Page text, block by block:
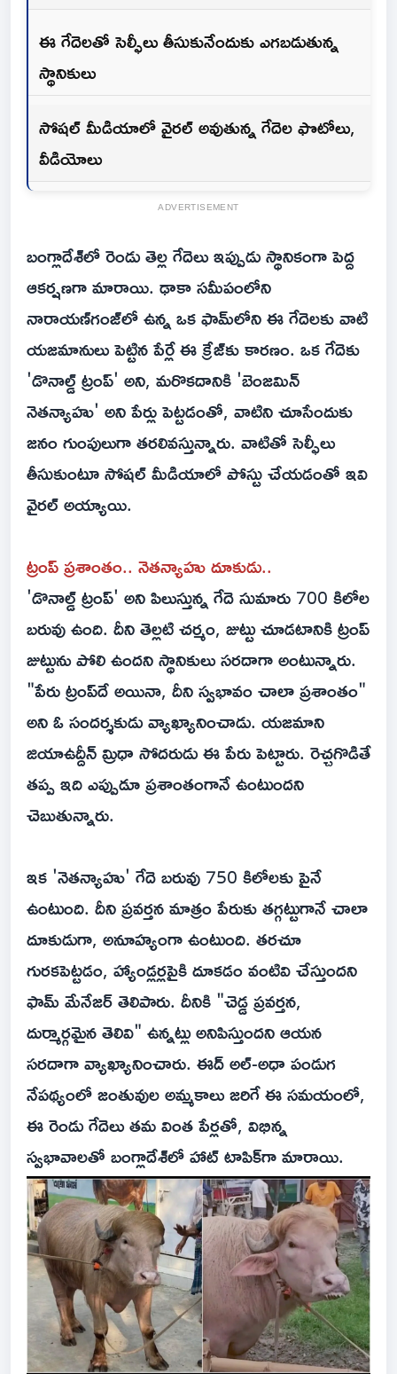
ఈ గేదెలతో సెల్ఫీలు తీసుకునేందుకు ఎగబడుతున్న
స్థానికులు
సోషల్ మీడియాలో వైరల్ అవుతున్న గేదెల ఫొటోలు,
వీడియోలు
ADVERTISEMENT
బంగ్లాదేశ్‌లో రెండు తెల్ల గేదెలు ఇప్పుడు స్థానికంగా పెద్ద
ఆకర్షణగా మారాయి. ఢాకా సమీపంలోని
నారాయణ్‌గంజ్‌లో ఉన్న ఒక ఫామ్‌లోని ఈ గేదెలకు వాటి
యజమానులు పెట్టిన పేర్లే ఈ క్రేజ్‌కు కారణం. ఒక గేదెకు
'డొనాల్డ్ ట్రంప్' అని, మరొకదానికి 'బెంజమిన్
నెతన్యాహు' అని పేర్లు పెట్టడంతో, వాటిని చూసేందుకు
జనం గుంపులుగా తరలివస్తున్నారు. వాటితో సెల్ఫీలు
తీసుకుంటూ సోషల్ మీడియాలో పోస్టు చేయడంతో ఇవి
వైరల్ అయ్యాయి.
ట్రంప్ ప్రశాంతం.. నెతన్యాహు దూకుడు..
'డొనాల్డ్ ట్రంప్' అని పిలుస్తున్న గేదె సుమారు 700 కిలోల
బరువు ఉంది. దీని తెల్లటి చర్మం, జుట్టు చూడటానికి ట్రంప్
జుట్టును పోలి ఉందని స్థానికులు సరదాగా అంటున్నారు.
"పేరు ట్రంప్‌దే అయినా, దీని స్వభావం చాలా ప్రశాంతం"
అని ఓ సందర్శకుడు వ్యాఖ్యానించాడు. యజమాని
జియాఉద్దీన్ మ్రిధా సోదరుడు ఈ పేరు పెట్టారు. రెచ్చగొడితే
తప్ప ఇది ఎప్పుడూ ప్రశాంతంగానే ఉంటుందని
చెబుతున్నారు.
ఇక 'నెతన్యాహు' గేదె బరువు 750 కిలోలకు పైనే
ఉంటుంది. దీని ప్రవర్తన మాత్రం పేరుకు తగ్గట్టుగానే చాలా
దూకుడుగా, అనూహ్యంగా ఉంటుంది. తరచూ
గురకపెట్టడం, హ్యాండ్లర్లపైకి దూకడం వంటివి చేస్తుందని
ఫామ్ మేనేజర్ తెలిపారు. దీనికి "చెడ్డ ప్రవర్తన,
దుర్మార్గమైన తెలివి" ఉన్నట్లు అనిపిస్తుందని ఆయన
సరదాగా వ్యాఖ్యానించారు. ఈద్ అల్-అధా పండుగ
నేపథ్యంలో జంతువుల అమ్మకాలు జరిగే ఈ సమయంలో,
ఈ రెండు గేదెలు తమ వింత పేర్లతో, విభిన్న
స్వభావాలతో బంగ్లాదేశ్‌లో హాట్ టాపిక్‌గా మారాయి.